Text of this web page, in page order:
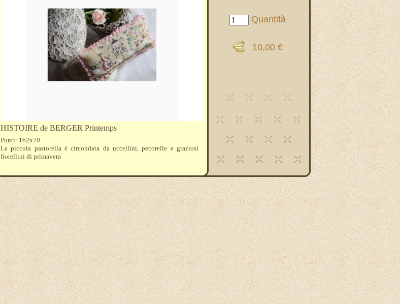
Quantità
10,00 €
HISTOIRE de BERGER Printemps
Punti: 162x70
La piccola pastorella è circondata da uccellini, pecorelle e graziosi
fiorellini di primavera